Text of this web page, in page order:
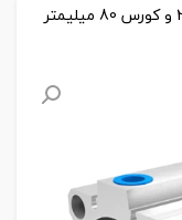
سیلندر کامپکت قابل تنظیم PDB با قطر 25 و کورس 80 میلیمتر